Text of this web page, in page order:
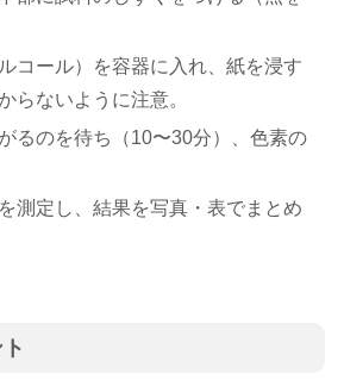
コール）を容器に入れ、紙を浸す
らないように注意。
るのを待ち（10〜30分）、色素の
測定し、結果を写真・表でまとめ